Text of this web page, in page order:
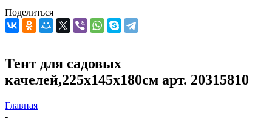
Поделиться
Тент для садовых
качелей,225х145х180см арт. 20315810
Главная
-